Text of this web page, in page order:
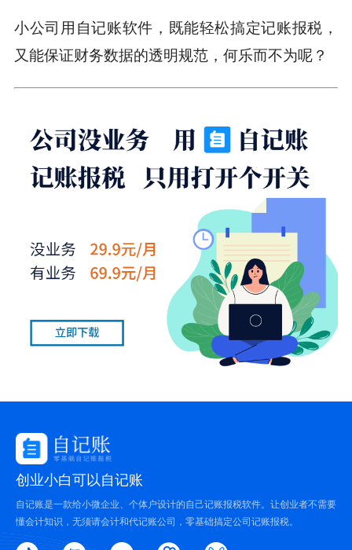
小公司用自记账软件，既能轻松搞定记账报税，
又能保证财务数据的透明规范，何乐而不为呢？
创业小白可以自记账
自记账是一款给小微企业、个体户设计的自己记账报税软件。让创业者不需要
懂会计知识，无须请会计和代记账公司，零基础搞定公司记账报税。